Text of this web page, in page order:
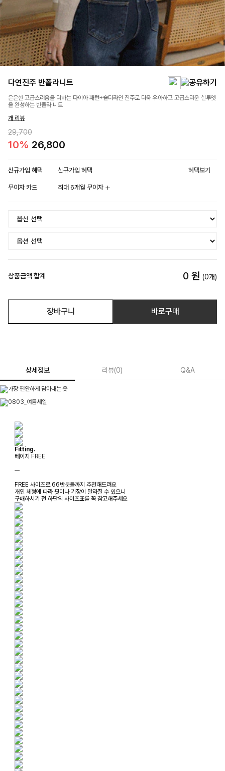
다연진주 반폴라니트
은은한 고급스러움을 더하는 다이아 패턴+숄더라인 진주로 더욱 우아하고 고급스러운 실루엣
을 완성하는 반폴라 니트
개 리뷰
29,700
10% 26,800
신규가입 혜택 신규가입 혜택 혜택보기
무이자 카드 최대 6개월 무이자
상품금액 합계 0 원 (0개)
장바구니 바로구매
상세정보 리뷰(0) Q&A
Fitting.
베이지 FREE
ㅡ
FREE 사이즈로 66반분들까지 추천해드려요
개인 체형에 따라 핏이나 기장이 달라질 수 있으니
구매하시기 전 하단의 사이즈표를 꼭 참고해주세요